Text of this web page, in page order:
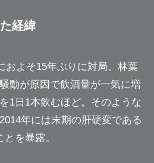
経緯
およそ15年ぶりに対局。林葉
動が原因で飲酒量が一気に増
1日1本飲むほど。そのような
年には末期の肝硬変である
を暴露。